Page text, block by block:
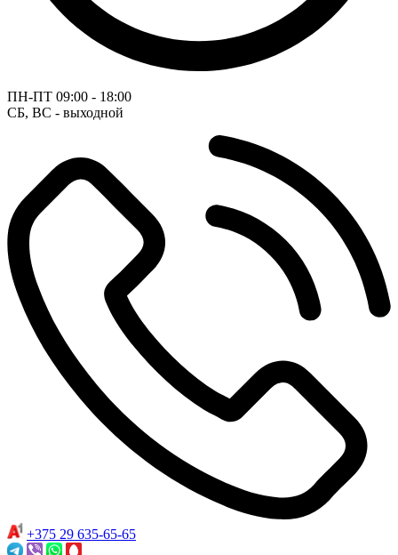
ПН-ПТ 09:00 - 18:00
СБ, ВС - выходной
+375 29 635-65-65